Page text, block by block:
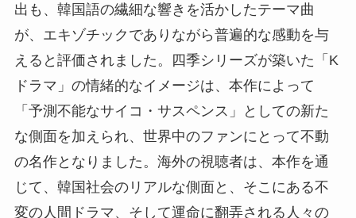
出も、韓国語の繊細な響きを活かしたテーマ曲
が、エキゾチックでありながら普遍的な感動を与
えると評価されました。四季シリーズが築いた「K
ドラマ」の情緒的なイメージは、本作によって
「予測不能なサイコ・サスペンス」としての新た
な側面を加えられ、世界中のファンにとって不動
の名作となりました。海外の視聴者は、本作を通
じて、韓国社会のリアルな側面と、そこにある不
変の人間ドラマ、そして運命に翻弄される人々の